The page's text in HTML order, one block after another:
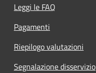
Leggi le FAQ
Pagamenti
Riepilogo valutazioni
Segnalazione disservizio